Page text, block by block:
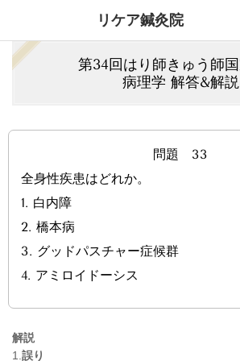
リケア鍼灸院
第34回はり師きゅう師
病理学 解答&解説
問題 33
全身性疾患はどれか。
1. 白内障
2. 橋本病
3. グッドパスチャー症候群
4. アミロイドーシス
解説
1. 誤り